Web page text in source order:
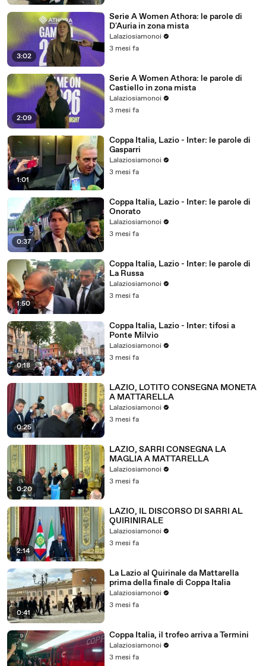
3:02
Serie A Women Athora: le parole di
D'Auria in zona mista
Lalaziosiamonoi
3 mesi fa
2:09
Serie A Women Athora: le parole di
Castiello in zona mista
Lalaziosiamonoi
3 mesi fa
1:01
Coppa Italia, Lazio - Inter: le parole di
Gasparri
Lalaziosiamonoi
3 mesi fa
0:37
Coppa Italia, Lazio - Inter: le parole di
Onorato
Lalaziosiamonoi
3 mesi fa
1:50
Coppa Italia, Lazio - Inter: le parole di
La Russa
Lalaziosiamonoi
3 mesi fa
0:18
Coppa Italia, Lazio - Inter: tifosi a
Ponte Milvio
Lalaziosiamonoi
3 mesi fa
0:25
LAZIO, LOTITO CONSEGNA MONETA
A MATTARELLA
Lalaziosiamonoi
3 mesi fa
0:20
LAZIO, SARRI CONSEGNA LA
MAGLIA A MATTARELLA
Lalaziosiamonoi
3 mesi fa
2:14
LAZIO, IL DISCORSO DI SARRI AL
QUIRINIRALE
Lalaziosiamonoi
3 mesi fa
0:41
La Lazio al Quirinale da Mattarella
prima della finale di Coppa Italia
Lalaziosiamonoi
3 mesi fa
Coppa Italia, il trofeo arriva a Termini
Lalaziosiamonoi
3 mesi fa